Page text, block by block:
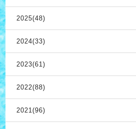
2025(48)
2024(33)
2023(61)
2022(88)
2021(96)